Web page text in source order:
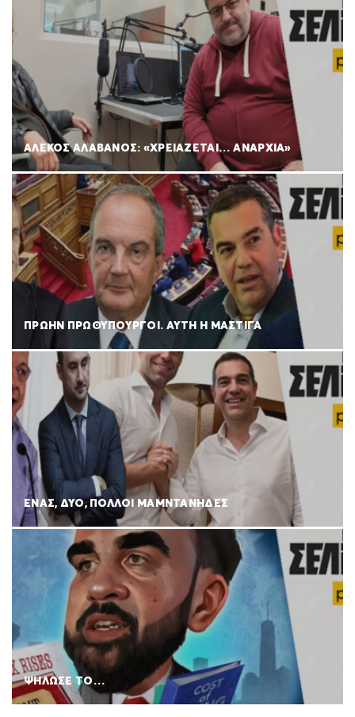
ΑΛΕΚΟΣ ΑΛΑΒΑΝΟΣ: «ΧΡΕΙΑΖΕΤΑΙ… ΑΝΑΡΧΙΑ»
ΠΡΩΗΝ ΠΡΩΘΥΠΟΥΡΓΟΙ. ΑΥΤΗ Η ΜΑΣΤΙΓΑ
ΕΝΑΣ, ΔΥΟ, ΠΟΛΛΟΙ ΜΑΜΝΤΑΝΗΔΕΣ
ΨΗΛΩΣΕ ΤΟ…